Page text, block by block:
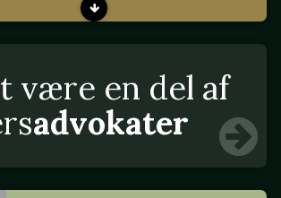
være en del af
advokater